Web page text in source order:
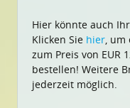
Hier könnte auch
Klicken Sie hier ,
zum Preis von EUR
bestellen! Weitere
jederzeit möglich.